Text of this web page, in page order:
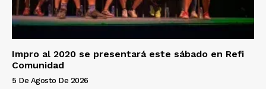
Impro al 2020 se presentará este sábado en Refi
Comunidad
5 De Agosto De 2026